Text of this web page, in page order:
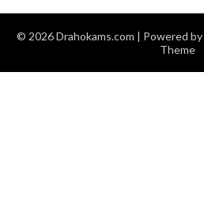
© 2026 Drahokams.com | Powered by
Theme